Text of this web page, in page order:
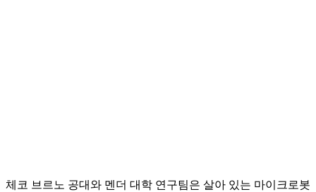
체코 브르노 공대와 멘더 대학 연구팀은 살아 있는 마이크로봇